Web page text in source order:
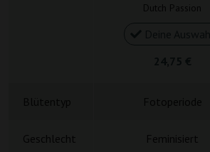
Dutch Passion
Geschlecht Feminisiert